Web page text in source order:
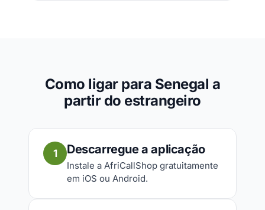
Como ligar para Senegal a
partir do estrangeiro
1 Descarregue a aplicação
Instale a AfriCallShop gratuitamente
em iOS ou Android.